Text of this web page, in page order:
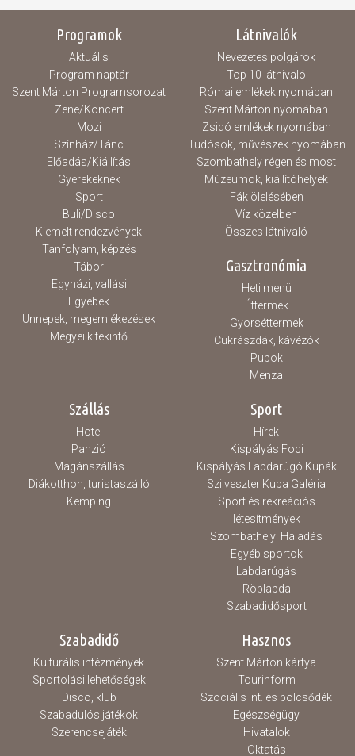
Programok
Aktuális
Program naptár
Szent Márton Programsorozat
Zene/Koncert
Mozi
Színház/Tánc
Előadás/Kiállítás
Gyerekeknek
Sport
Buli/Disco
Kiemelt rendezvények
Tanfolyam, képzés
Tábor
Egyházi, vallási
Egyebek
Ünnepek, megemlékezések
Megyei kitekintő
Látnivalók
Nevezetes polgárok
Top 10 látnivaló
Római emlékek nyomában
Szent Márton nyomában
Zsidó emlékek nyomában
Tudósok, művészek nyomában
Szombathely régen és most
Múzeumok, kiállítóhelyek
Fák ölelésében
Víz közelben
Összes látnivaló
Gasztronómia
Heti menü
Éttermek
Gyorséttermek
Cukrászdák, kávézók
Pubok
Menza
Szállás
Hotel
Panzió
Magánszállás
Diákotthon, turistaszálló
Kemping
Sport
Hírek
Kispályás Foci
Kispályás Labdarúgó Kupák
Szilveszter Kupa Galéria
Sport és rekreációs
létesítmények
Szombathelyi Haladás
Egyéb sportok
Labdarúgás
Röplabda
Szabadidősport
Szabadidő
Kulturális intézmények
Sportolási lehetőségek
Disco, klub
Szabadulós játékok
Szerencsejáték
Hasznos
Szent Márton kártya
Tourinform
Szociális int. és bölcsődék
Egészségügy
Hivatalok
Oktatás